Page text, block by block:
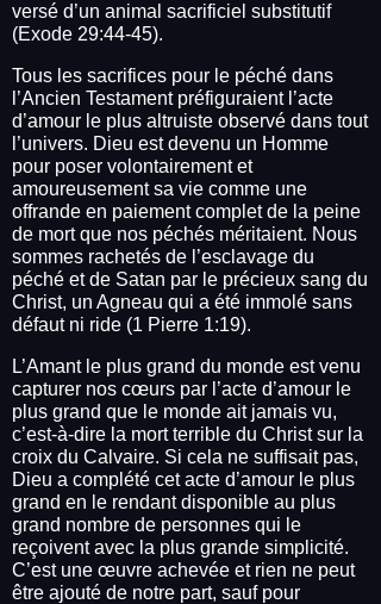
versé d’un animal sacrificiel substitutif
(Exode 29:44-45).
Tous les sacrifices pour le péché dans
l’Ancien Testament préfiguraient l’acte
d’amour le plus altruiste observé dans tout
l’univers. Dieu est devenu un Homme
pour poser volontairement et
amoureusement sa vie comme une
offrande en paiement complet de la peine
de mort que nos péchés méritaient. Nous
sommes rachetés de l’esclavage du
péché et de Satan par le précieux sang du
Christ, un Agneau qui a été immolé sans
défaut ni ride (1 Pierre 1:19).
L’Amant le plus grand du monde est venu
capturer nos cœurs par l’acte d’amour le
plus grand que le monde ait jamais vu,
c’est-à-dire la mort terrible du Christ sur la
croix du Calvaire. Si cela ne suffisait pas,
Dieu a complété cet acte d’amour le plus
grand en le rendant disponible au plus
grand nombre de personnes qui le
reçoivent avec la plus grande simplicité.
C’est une œuvre achevée et rien ne peut
être ajouté de notre part, sauf pour